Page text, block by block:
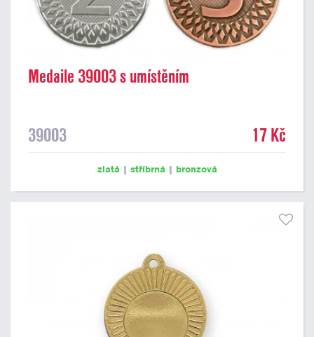
Medaile 39003 s umístěním
39003 17 Kč
zlatá | stříbrná | bronzová